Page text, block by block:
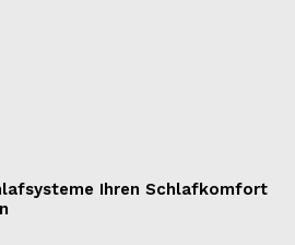
Ihren Schlafkomfort